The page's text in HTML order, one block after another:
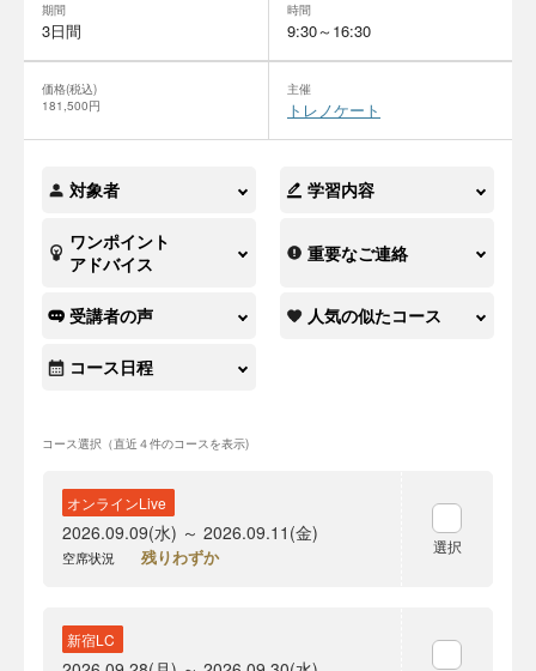
期間
3日間
時間
9:30～16:30
価格(税込)
181,500円
主催
トレノケート
対象者 学習内容
ワンポイント
アドバイス
重要なご連絡
受講者の声 人気の似たコース
コース日程
コース選択（直近４件のコースを表示)
オンラインLive
2026.09.09(水) ～ 2026.09.11(金)
空席状況 残りわずか 選択
新宿LC